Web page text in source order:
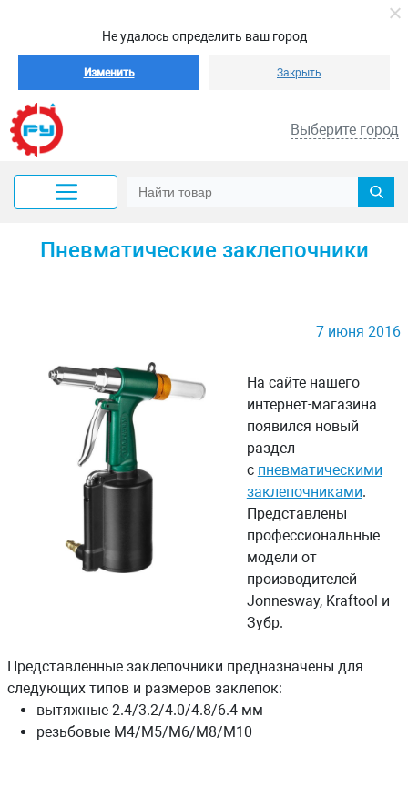
Не удалось определить ваш город
Изменить Закрыть
Выберите город
Пневматические заклепочники
7 июня 2016
На сайте нашего
интернет-магазина
появился новый
раздел
с пневматическими
заклепочниками.
Представлены
профессиональные
модели от
производителей
Jonnesway, Kraftool и
Зубр.
Представленные заклепочники предназначены для
следующих типов и размеров заклепок:
вытяжные 2.4/3.2/4.0/4.8/6.4 мм
резьбовые М4/М5/М6/М8/М10